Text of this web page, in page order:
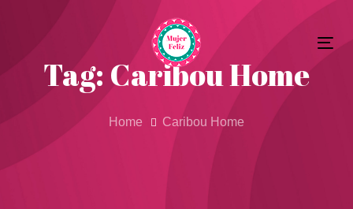
links
navigationTag: Caribou Home
Home Caribou Home